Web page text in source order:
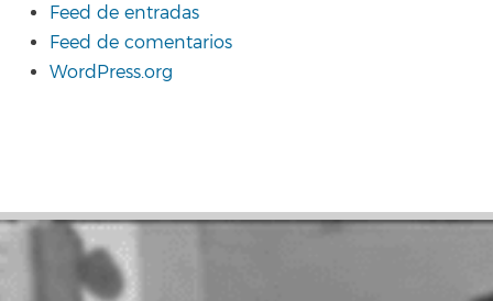
Feed de entradas
Feed de comentarios
WordPress.org